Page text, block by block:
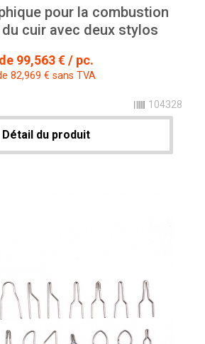
pour la combustion
cuir avec deux stylos
de 99,563 € / pc.
82,969 € sans TVA
104328
Détail du produit